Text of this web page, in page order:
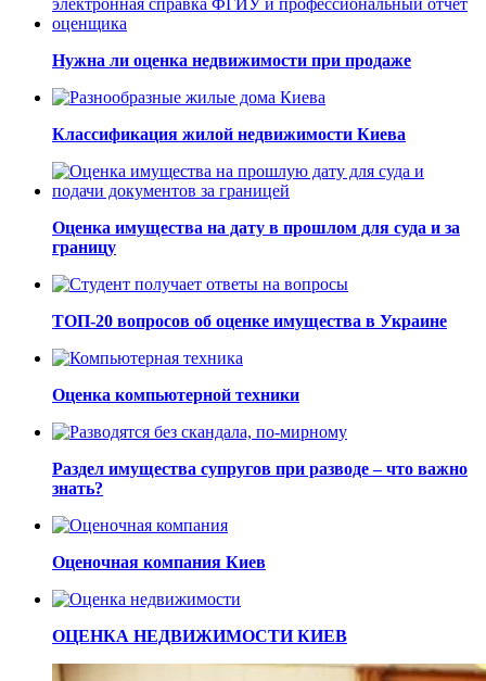
Нужна ли оценка недвижимости при продаже
Классификация жилой недвижимости Киева
Оценка имущества на дату в прошлом для суда и за
границу
ТОП-20 вопросов об оценке имущества в Украине
Оценка компьютерной техники
Раздел имущества супругов при разводе – что важно
знать?
Оценочная компания Киев
ОЦЕНКА НЕДВИЖИМОСТИ КИЕВ